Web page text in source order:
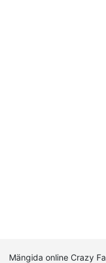
Mängida online Crazy